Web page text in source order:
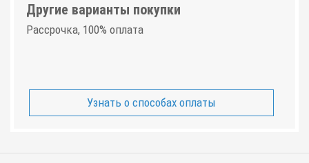
Другие варианты покупки
Рассрочка, 100% оплата
Узнать о способах оплаты